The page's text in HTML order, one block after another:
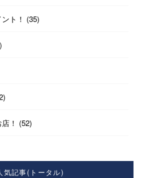
ト！ (35)
！ (52)
気記事(トータル)